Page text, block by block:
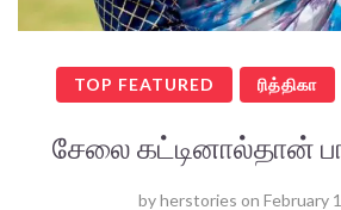
TOP FEATURED ரித்திகா
சேலை கட்டினால்தான்
byherstories on February